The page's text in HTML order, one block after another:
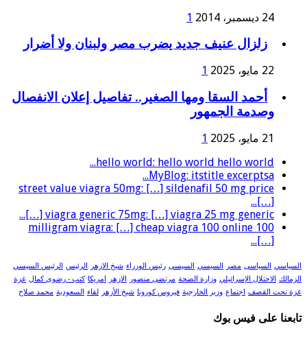
24 ديسمبر، 2014 1
زلزال عنيف جديد يضرب مصر ولبنان ولا أضرار
22 مايو، 2025 1
أحمد السقا ومها الصغير.. تفاصيل إعلان الانفصال
وصدمة الجمهور
21 مايو، 2025
1
hello world: hello world hello world...
MyBlog: itstitle excerptsa...
street value viagra 50mg: […] sildenafil 50 mg price
[…]...
viagra generic 75mg: […] viagra 25 mg generic […]...
100 milligram viagra: […] cheap viagra 100 online
[…]...
السياسي السياسى مصر السيسي السيسى رئيس الوزراء شيخ الازهر الرئيس الرئيس السيسي
الزمالك الاحتلال الإسرائيلي وزارة الصحة مرتضى منصور الازهر امريكا كتب - رضوى كمال غزة
غزة تحت القصف اجتماع وزير الخارجية فيروس كورونا شيخ الأزهر لقاء السعودية محمد صلاح
تابعنا على فيس بوك